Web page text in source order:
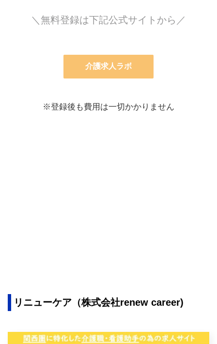
＼無料登録は下記公式サイトから／
介護求人ラボ
※登録後も費用は一切かかりません
リニューケア（株式会社renew career)